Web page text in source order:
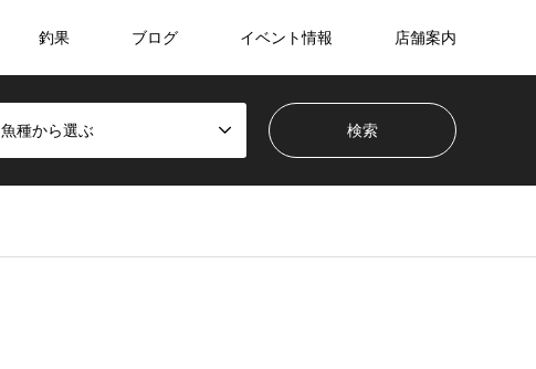
釣果 ブログ イベント情報 店舗案内
魚種から選ぶ